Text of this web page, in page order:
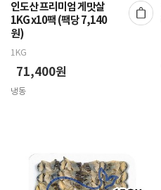
인도산 프리미엄 게맛살
1KG x10팩 (팩당 7,140
원)
1KG
71,400원
냉동